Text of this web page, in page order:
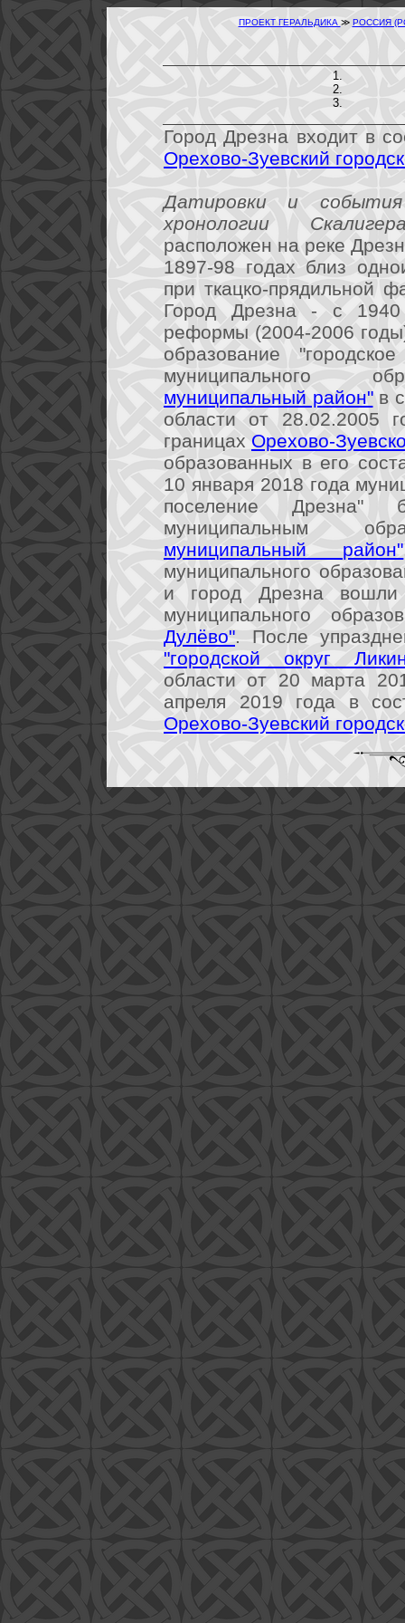
ПРОЕКТ ГЕРАЛЬДИКА ≫ РОССИЯ
Город Дрезна входит в
Орехово-Зуевский
Датировки и
хронологии
расположен на реке
1897-98 годах близ
при ткацко-прядильной
Город Дрезна - с 1940
реформы (2004-2006
образование
муниципального
муниципальный район"в
области от
границах Орехово-
образованных в его
10 января 2018 года
поселение Дрезна"
муниципальным
муниципальный район"
муниципального
и город Дрезна вошли
муниципального
Дулёво". После
"городской округ
области от 20 марта
апреля 2019 года в
Орехово-Зуевский